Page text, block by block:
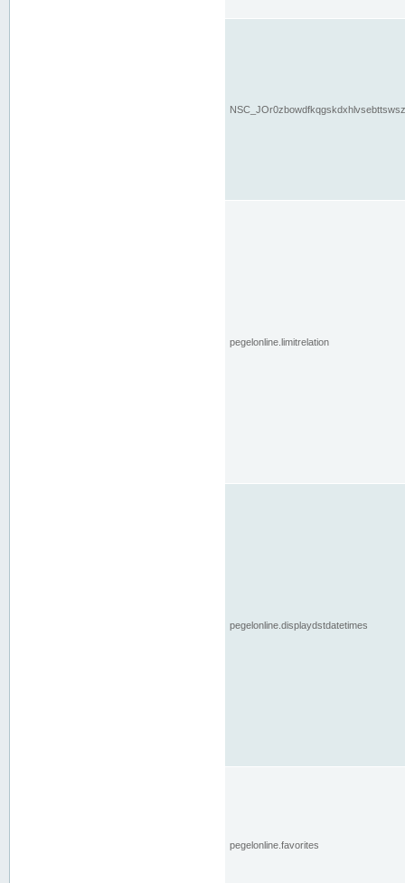
pegelonline.limitrelation
pegelonline.displaydstdatetimes
pegelonline.favorites